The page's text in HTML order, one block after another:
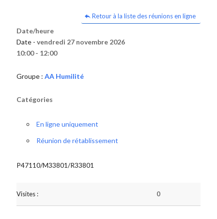
Retour à la liste des réunions en ligne
Date/heure
Date - vendredi 27 novembre 2026
10:00 - 12:00
Groupe : AA Humilité
Catégories
En ligne uniquement
Réunion de rétablissement
P47110/M33801/R33801
Visites : 0